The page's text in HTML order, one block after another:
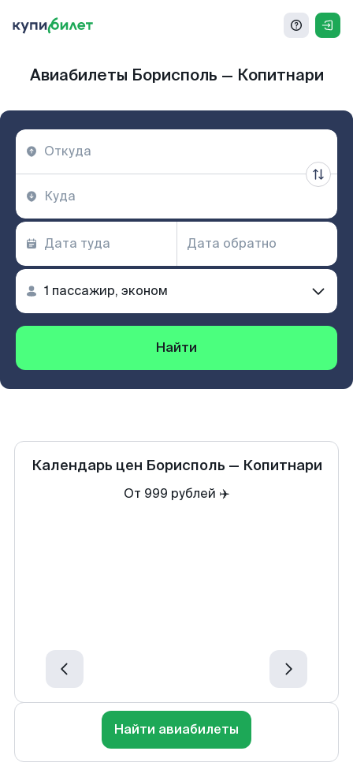
Авиабилеты Борисполь — Копитнари
Найти
Календарь цен Борисполь — Копитнари
От 999 рублей ✈️
Найти авиабилеты